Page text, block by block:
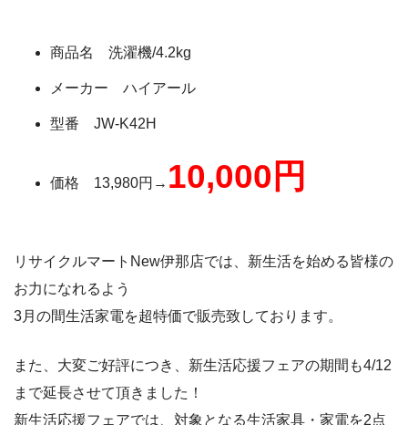
商品名 洗濯機/4.2kg
メーカー ハイアール
型番 JW-K42H
価格 13,980円→ 10,000円
リサイクルマートNew伊那店では、新生活を始める皆様の
お力になれるよう
3月の間生活家電を超特価で販売致しております。
また、大変ご好評につき、新生活応援フェアの期間も4/12
まで延長させて頂きました！
新生活応援フェアでは、対象となる生活家具・家電を2点